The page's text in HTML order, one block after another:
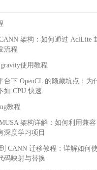
架构：如何通过 AclLite
流程
使用教程
台下 OpenCL 的隐藏坑点：为
如 CPU 快速
教程
架构详解：如何利用兼
深度学习项目
CANN 迁移教程：详解如何
码映射与替换